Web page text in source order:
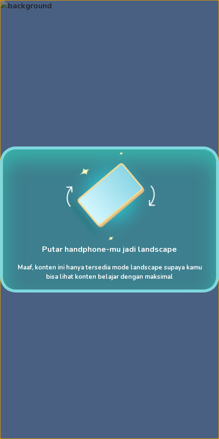
Putar handphone-mu jadi landscape
Maaf, konten ini hanya tersedia mode landscape supaya kamu
bisa lihat konten belajar dengan maksimal